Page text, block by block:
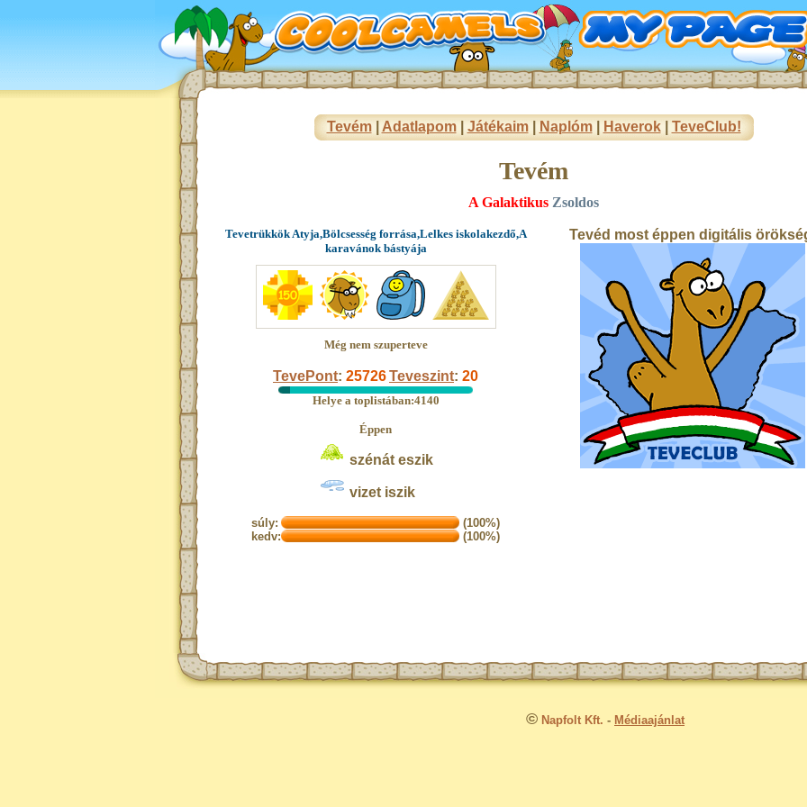
Tevém| Adatlapom| Játékaim| Naplóm| Haverok| TeveClub!
Tevém
A Galaktikus Zsoldos
Tevetrükkök Atyja,Bölcsesség forrása,Lelkes iskolakezdő,A
karavánok bástyája
Még nem szuperteve
TevePont: 25726Teveszint: 20
Helye a toplistában:4140
Éppen
szénát eszik
vizet iszik
súly:
(100%)
kedv:
(100%)
Tevéd most éppen digitális
© Napfolt Kft. - Médiaajánlat